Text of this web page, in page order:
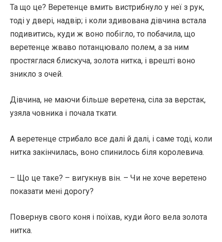
Та що це? Веретенце вмить вистрибнуло у неї з рук,
тоді у двері, надвір; і коли здивована дівчина встала
подивитись, куди ж воно побігло, то побачила, що
веретенце жваво потанцювало полем, а за ним
простяглася блискуча, золота нитка, і врешті воно
зникло з очей.
Дівчина, не маючи більше веретена, сіла за верстак,
узяла човника і почала ткати.
А веретенце стрибало все далі й далі, і саме тоді, коли
нитка закінчилась, воно спинилось біля королевича.
– Що це таке? – вигукнув він. – Чи не хоче веретено
показати мені дорогу?
Повернув свого коня і поїхав, куди його вела золота
нитка.